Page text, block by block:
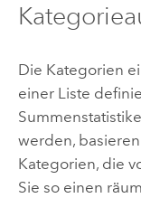
Die Kategorien
einer Liste
werden,
Kategorien, die
Sie so einen